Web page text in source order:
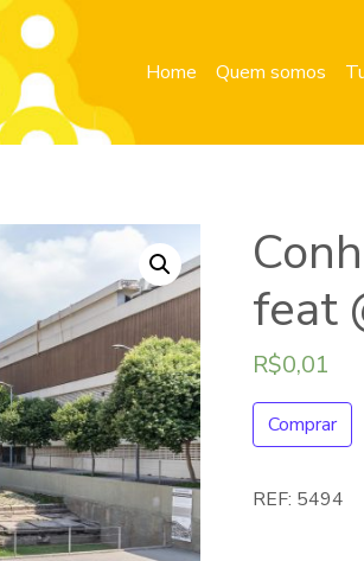
Home Quem somos
feat
R$0,01
Comprar
REF: 5494